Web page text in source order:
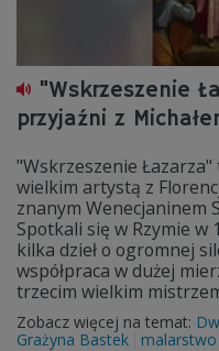
"Wskrzeszenie
przyjaźni z
"Wskrzeszenie
wielkim artystą z
znanym Wenecjaninem
Spotkali się w Rzymie w
kilka dzieł o ogromnej
współpraca w dużej
trzecim wielkim
Zobacz więcej na temat:
Grażyna Bastek
malarstwo